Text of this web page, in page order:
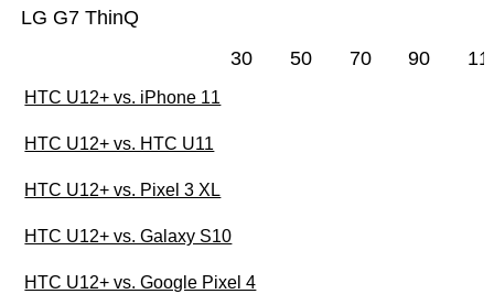
LG G7 ThinQ
30 50 70 90
HTC U12+ vs. iPhone 11
HTC U12+ vs. HTC U11
HTC U12+ vs. Pixel 3 XL
HTC U12+ vs. Galaxy S10
HTC U12+ vs. Google Pixel 4